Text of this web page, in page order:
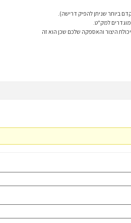
ביותר שניתן להפיק דרישה).
למק"ט.
היצור והאספקה שלכם שכן הוא זה